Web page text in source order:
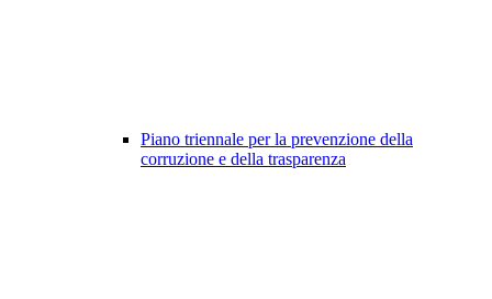
Piano triennale per la prevenzione della
corruzione e della trasparenza